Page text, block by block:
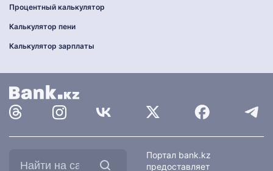
Процентный калькулятор
Калькулятор пени
Калькулятор зарплаты
Портал bank.kz
предоставляет